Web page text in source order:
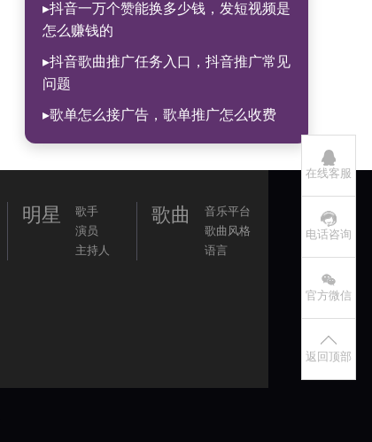
▸抖音一万个赞能换多少钱，发短视频是
怎么赚钱的
▸抖音歌曲推广任务入口，抖音推广常见
问题
▸歌单怎么接广告，歌单推广怎么收费
歌曲
音乐平台
歌曲风格
语言
明星
歌手
演员
主持人
在线客服
电话咨询
官方微信
返回顶部